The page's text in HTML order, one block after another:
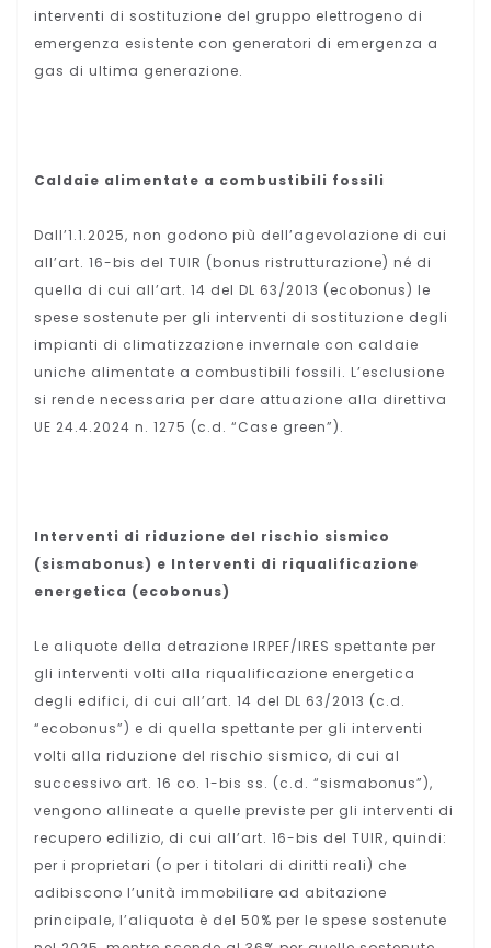
interventi di sostituzione del gruppo elettrogeno di
emergenza esistente con generatori di emergenza a
gas di ultima generazione.
Caldaie alimentate a combustibili fossili
Dall’1.1.2025, non godono più dell’agevolazione di cui
all’art. 16-bis del TUIR (bonus ristrutturazione) né di
quella di cui all’art. 14 del DL 63/2013 (ecobonus) le
spese sostenute per gli interventi di sostituzione degli
impianti di climatizzazione invernale con caldaie
uniche alimentate a combustibili fossili. L’esclusione
si rende necessaria per dare attuazione alla direttiva
UE 24.4.2024 n. 1275 (c.d. “Case green”).
Interventi di riduzione del rischio sismico
(sismabonus) e Interventi di riqualificazione
energetica (ecobonus)
Le aliquote della detrazione IRPEF/IRES spettante per
gli interventi volti alla riqualificazione energetica
degli edifici, di cui all’art. 14 del DL 63/2013 (c.d.
“ecobonus”) e di quella spettante per gli interventi
volti alla riduzione del rischio sismico, di cui al
successivo art. 16 co. 1-bis ss. (c.d. “sismabonus”),
vengono allineate a quelle previste per gli interventi di
recupero edilizio, di cui all’art. 16-bis del TUIR, quindi:
per i proprietari (o per i titolari di diritti reali) che
adibiscono l’unità immobiliare ad abitazione
principale, l’aliquota è del 50% per le spese sostenute